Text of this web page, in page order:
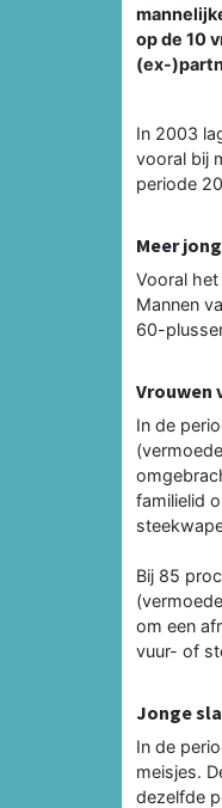
op de 10
(ex-
In 2003
vooral bij
periode
Meer
Vooral
Mannen
60-
Vrouwen
In de
familielid
Bij 85
om een
vuur- of
Jonge
In de
meisjes.
dezelfde